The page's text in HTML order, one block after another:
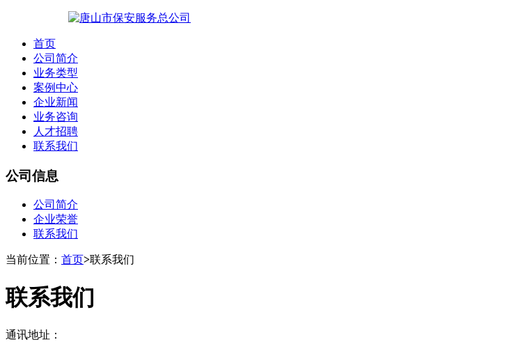
首页
公司简介
业务类型
案例中心
企业新闻
业务咨询
人才招聘
联系我们
公司信息
公司简介
企业荣誉
联系我们
当前位置： 首页>联系我们
联系我们
通讯地址：